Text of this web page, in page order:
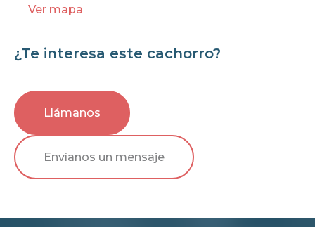
Ver mapa
¿Te interesa este cachorro?
Llámanos
Envíanos un mensaje